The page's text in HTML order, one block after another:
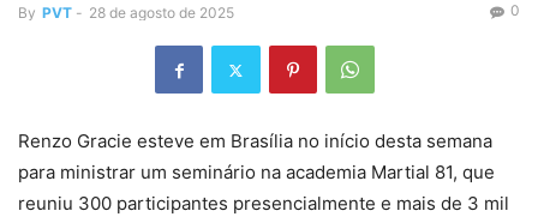
By PVT - 28 de agosto de 2025 0
Renzo Gracie esteve em Brasília no início desta semana
para ministrar um seminário na academia Martial 81, que
reuniu 300 participantes presencialmente e mais de 3 mil